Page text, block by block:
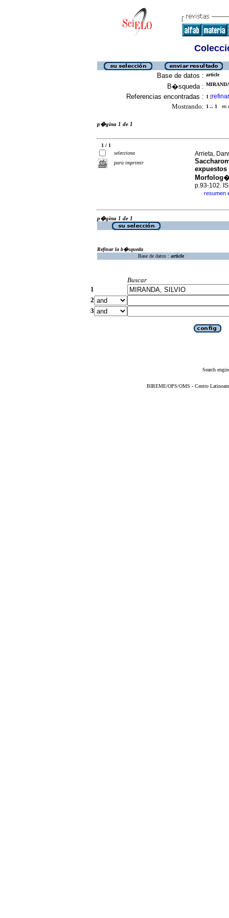
Base de datos : article
B�squeda :
Referencias encontradas : 1 [refinar
Mostrando: 1 .. 1 en
p�gina 1 de 1
1 / 1
selecciona
para imprimir
Arrieta,
p.93-102.
· resumen
p�gina 1 de 1
Refinar la b�squeda
Base de datos : article
Buscar
1
2
3
Search
BIREME/OPS/OMS - Centro